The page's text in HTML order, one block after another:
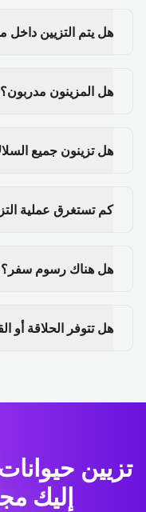
هل يتم التزيين داخل
هل المزينون مدربون؟
هل تزينون جميع
كم تستغرق عملية
هل هناك رسوم سفر؟
هل تتوفر الحلاقة أو
تزيين
إليك